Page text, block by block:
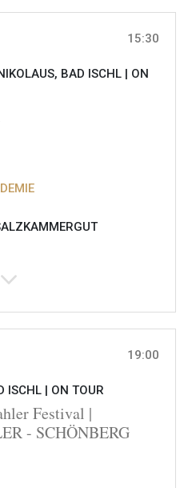
15:30
BAD ISCHL | ON
19:00
ISCHL | ON TOUR
Festival |
- SCHÖNBERG